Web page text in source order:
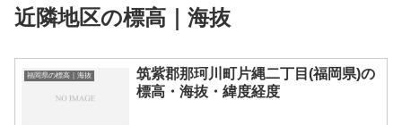
近隣地区の標高｜海抜
福岡県の標高｜海抜
筑紫郡那珂川町片縄二丁目(福岡県)の
標高・海抜・緯度経度